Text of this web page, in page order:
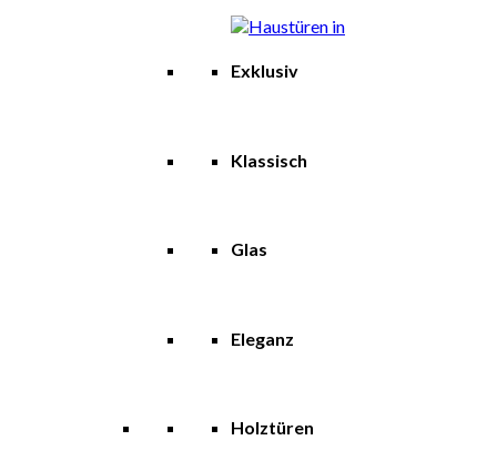
Exklusiv
Klassisch
Glas
Eleganz
Holztüren